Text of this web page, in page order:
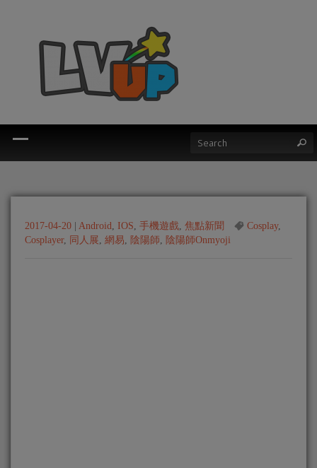
2017-04-20 Android, IOS, 手機遊戲, 焦點新聞 Cosplay,
Cosplayer, 同人展, 網易, 陰陽師, 陰陽師Onmyoji